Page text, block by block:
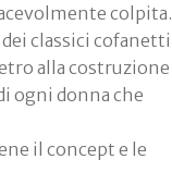
colpita.
classici cofanetti
alla costruzione
ogni donna che
il concept e le